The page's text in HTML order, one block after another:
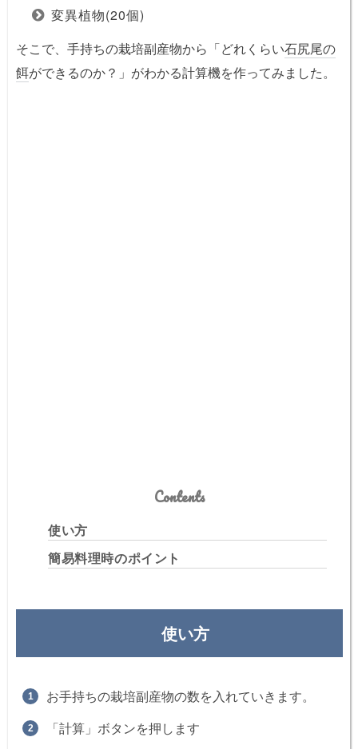
変異植物(20個)
そこで、手持ちの栽培副産物から「どれくらい石尻尾の
餌ができるのか？」がわかる計算機を作ってみました。
Contents
使い方
簡易料理時のポイント
使い方
お手持ちの栽培副産物の数を入れていきます。
「計算」ボタンを押します